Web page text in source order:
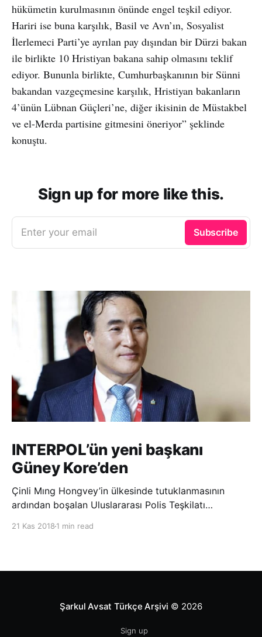
hükümetin kurulmasının önünde engel teşkil ediyor.
Hariri ise buna karşılık, Basil ve Avn’ın, Sosyalist
İlerlemeci Parti’ye ayrılan pay dışından bir Dürzi bakan
ile birlikte 10 Hristiyan bakana sahip olmasını teklif
ediyor. Bununla birlikte, Cumhurbaşkanının bir Sünni
bakandan vazgeçmesine karşılık, Hristiyan bakanların
4’ünün Lübnan Güçleri’ne, diğer ikisinin de Müstakbel
ve el-Merda partisine gitmesini öneriyor” şeklinde
konuştu.
Sign up for more like this.
Enter your email Subscribe
INTERPOL’ün yeni başkanı
Güney Kore’den
Çinli Mıng Hongvey’in ülkesinde tutuklanmasının
ardından boşalan Uluslararası Polis Teşkilatı
21 Kas 2018 1 min read
Şarkul Avsat Türkçe Arşivi © 2026
Sign up